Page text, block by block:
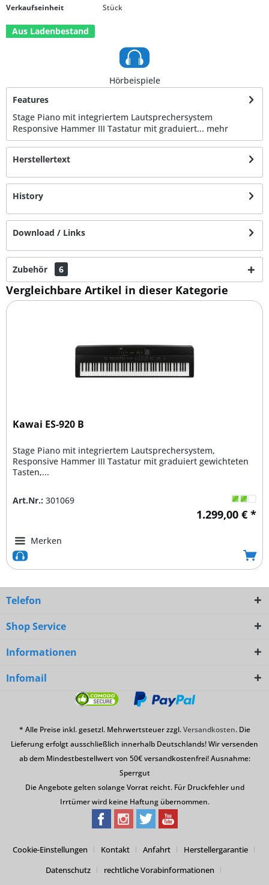
Verkaufseinheit Stück
Aus Ladenbestand
Hörbeispiele
Features
Stage Piano mit integriertem Lautsprechersystem
Responsive Hammer III Tastatur mit graduiert... mehr
Herstellertext
History
Download / Links
Zubehör 6
Vergleichbare Artikel in dieser Kategorie
Kawai ES-920 B
Stage Piano mit integriertem Lautsprechersystem,
Responsive Hammer III Tastatur mit graduiert gewichteten
Tasten,...
Art.Nr.: 301069
1.299,00 € *
Merken
Telefon
Shop Service
Informationen
Infomail
* Alle Preise inkl. gesetzl. Mehrwertsteuer zzgl.Versandkosten. Die
Lieferung erfolgt ausschließlich innerhalb Deutschlands! Wir versenden
ab dem Mindestbestellwert von 50€ versandkostenfrei! Ausnahme:
Sperrgut
Die Angebote gelten solange Vorrat reicht. Für Druckfehler und
Irrtümer wird keine Haftung übernommen.
Cookie-Einstellungen Kontakt Anfahrt
Herstellergarantie
Datenschutz
rechtliche Vorabinformationen